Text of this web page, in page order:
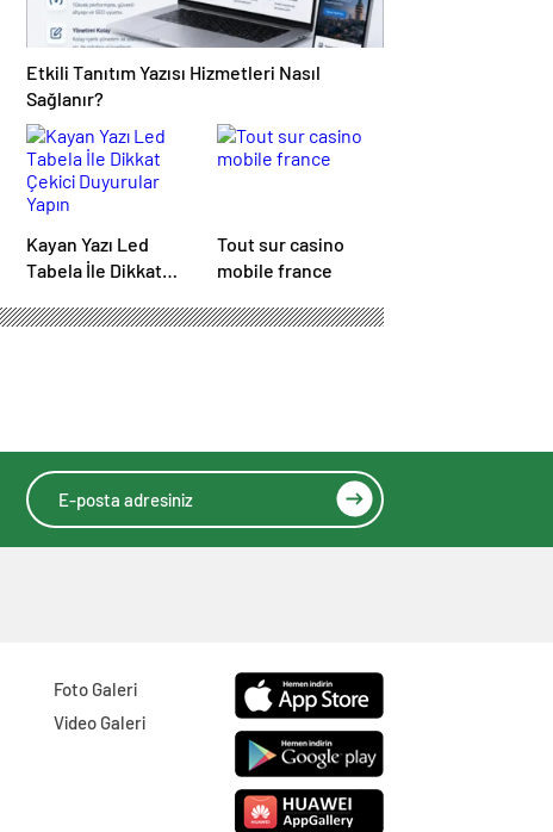
Etkili Tanıtım Yazısı Hizmetleri Nasıl
Sağlanır?
Kayan Yazı Led
Tabela İle Dikkat
Yapın
Tout sur casino
mobile france
Foto Galeri
Video Galeri